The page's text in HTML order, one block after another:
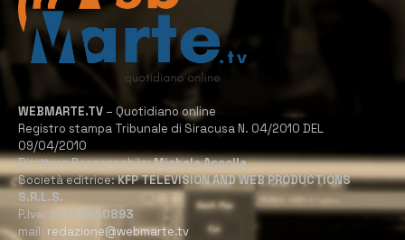
WEBMARTE.TV – Quotidiano online
Registro stampa Tribunale di Siracusa N. 04/2010 DEL
09/04/2010
Direttore Responsabile:Michele Accolla
Società editrice:KFP TELEVISION AND WEB PRODUCTIONS
S.R.L.S.
P.Iva: 02184950893
mail: redazione@webmarte.tv